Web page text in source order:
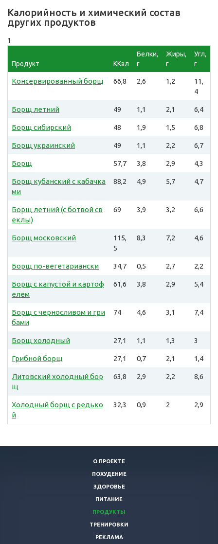
Калорийность и химический состав
других продуктов
1
Продукт ККал
Белки,
г
Жиры,
г
Угл,
г
Консервированный борщ 66,8 2,6 1,2
11,
4
Борщ летний 49 1,1 2,1 6,4
Борщ сибирский 48 1,9 1,5 6,8
Борщ украинский 49 1,1 2,2 6,7
Борщ 57,7 3,8 2,9 4,3
Борщ кубанский с кабачка
ми
88,2 4,9 5,7 4,7
Борщ летний (с ботвой св
еклы)
69 3,9 3,2 6,6
Борщ московский
115,
5
8,3 7,2 4,6
Борщ по-вегетариански 34,7 0,5 2,7 2,2
Борщ с капустой и картоф
елем
61,6 3,8 2,9 5,4
Борщ с черносливом и гри
бами
74 4,6 3,1 7,4
Борщ холодный 27,1 1,1 1,3 3
Грибной борщ 27,1 0,7 2,1 1,4
Литовский холодный бор
щ
63,8 2,9 2,2 8,6
Холодный борщ с редько
й
32,3 0,9 2 2,9
О ПРОЕКТЕ
ПОХУДЕНИЕ
ЗДОРОВЬЕ
ПИТАНИЕ
ПРОДУКТЫ
ТРЕНИРОВКИ
РЕКЛАМА